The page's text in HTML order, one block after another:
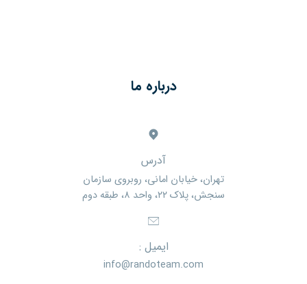
درباره ما
آدرس
تهران، خیابان امانی، روبروی سازمان
سنجش، پلاک ۲۲، واحد ۸، طبقه دوم
ایمیل :
info@randoteam.com